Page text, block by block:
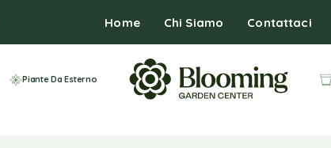
Home Chi Siamo Contattaci
Piante Da Esterno